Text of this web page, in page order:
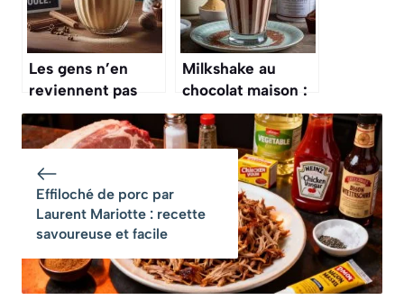
Les gens n’en
reviennent pas
quand ils
apprennent que le
ne contient pas de
lait de poule
Milkshake au
chocolat maison :
recette onctueuse
et rapide
Effiloché de porc par
Laurent Mariotte : recette
savoureuse et facile